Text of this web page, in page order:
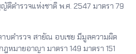
ติตำรวจแห่งชาติ พ.ศ. 2547 มาตรา 79
ำรวจ สายัณ อบเชย มีมูลความผิด
หมายอาญา มาตรา 149 มาตรา 151